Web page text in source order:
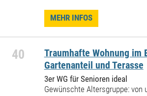
MEHR INFOS
40
Traumhafte Wohnung im
Gartenanteil und Terasse
3er WG für Senioren ideal
Gewünschte Altersgruppe: von